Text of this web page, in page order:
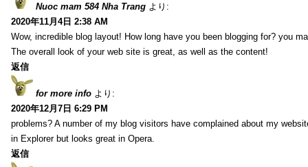
Nuoc mam 584 Nha Trang より:
2020年11月4日 2:38 AM
Wow, incredible blog layout! How long have you been blogging for? you
The overall look of your web site is great, as well as the content!
返信
for more info より:
2020年12月7日 6:29 PM
problems? A number of my blog visitors have complained about my
in Explorer but looks great in Opera.
返信